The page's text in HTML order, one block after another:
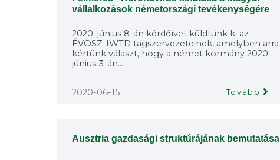
vállalkozások németországi tevékenységére
2020. június 8-án kérdőívet küldtünk ki az
ÉVOSZ-IWTD tagszervezeteinek, amelyben arra
kértünk választ, hogy a német kormány 2020.
június 3-án...
2020-06-15 Tovább
Ausztria gazdasági struktúrájának bemutatása